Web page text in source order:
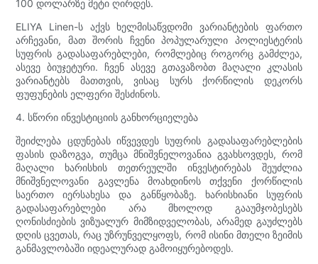
100 დოლარზე მეტი ღირდეს.
ELIYA Linen-ს აქვს ხელმისაწვდომი ვარიანტების ფართო
არჩევანი, მათ შორის ჩვენი პოპულარული პოლიესტერის
სუფრის გადასაფარებლები, რომლებიც როგორც გამძლეა,
ასევე ბიუჯეტური. ჩვენ ასევე გთავაზობთ მაღალი კლასის
ვარიანტებს მათთვის, ვისაც სურს ქორწილის დეკორს
ფუფუნების ელფერი შესძინოს.
4. სწორი ინვესტიციის განხორციელება
შეიძლება ცდუნებას იწვევდეს სუფრის გადასაფარებლების
ფასის დაზოგვა, თუმცა მნიშვნელოვანია გვახსოვდეს, რომ
მაღალი ხარისხის თეთრეულში ინვესტირებას შეუძლია
მნიშვნელოვანი გავლენა მოახდინოს თქვენი ქორწილის
საერთო იერსახესა და განწყობაზე. ხარისხიანი სუფრის
გადასაფარებლები არა მხოლოდ გააუმჯობესებს
ღონისძიების ვიზუალურ მიმზიდველობას, არამედ გაუძლებს
დღის ცვეთას, რაც უზრუნველყოფს, რომ ისინი მთელი ზეიმის
განმავლობაში იდეალურად გამოიყურებოდეს.